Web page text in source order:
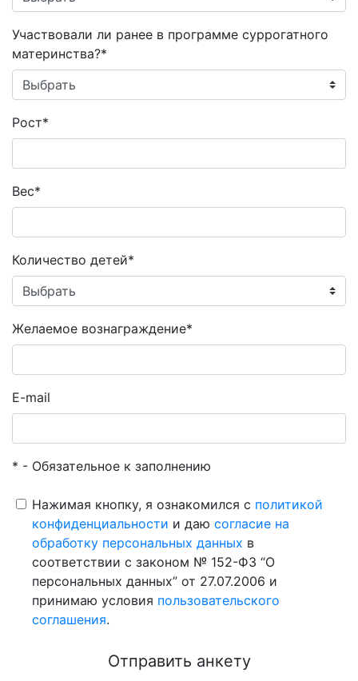
Участвовали ли ранее в программе суррогатного
материнства?*
Рост*
Вес*
Количество детей*
Желаемое вознаграждение*
E-mail
* - Обязательное к заполнению
Нажимая кнопку, я ознакомился с политикой
конфиденциальности и даю согласие на
обработку персональных данных в
соответствии с законом № 152-ФЗ “О
персональных данных” от 27.07.2006 и
принимаю условия пользовательского
соглашения.
Отправить анкету